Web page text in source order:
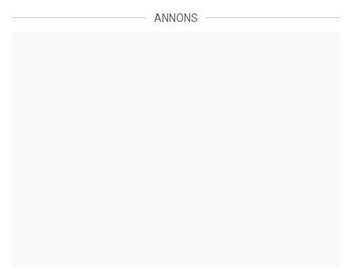
ANNONS